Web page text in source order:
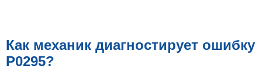
Как механик диагностирует ошибку
P0295?